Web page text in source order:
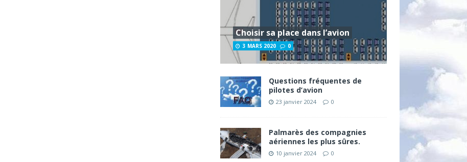
Choisir sa place dans l’avion
3 MARS 2020 0
Questions fréquentes de
pilotes d’avion
23 janvier 2024 0
Palmarès des compagnies
aériennes les plus sûres.
10 janvier 2024 0